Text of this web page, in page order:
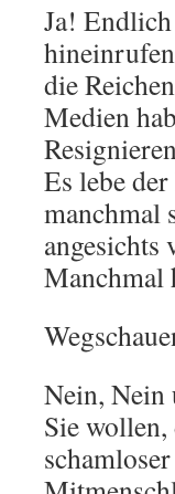
Ja!
die
Medien
Es lebe
manchmal
Manchmal
Nein,
Sie